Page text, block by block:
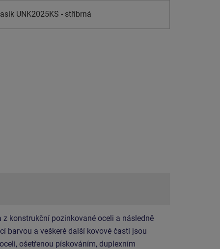
UNK2025KS - stříbrná
z konstrukční pozinkované oceli a následně
barvou a veškeré další kovové časti jsou
ošetřenou pískováním, duplexním